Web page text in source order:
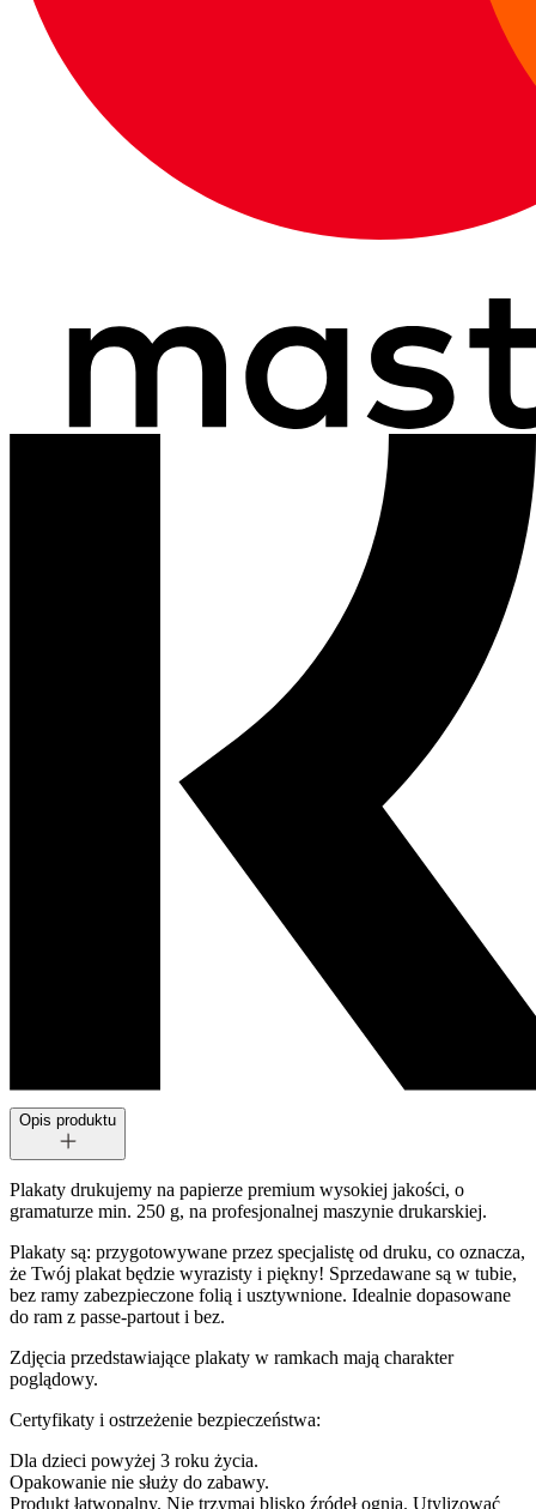
Opis produktu
Plakaty drukujemy na papierze premium wysokiej jakości, o
gramaturze min. 250 g, na profesjonalnej maszynie drukarskiej.
Plakaty są: przygotowywane przez specjalistę od druku, co oznacza,
że Twój plakat będzie wyrazisty i piękny! Sprzedawane są w tubie,
bez ramy zabezpieczone folią i usztywnione. Idealnie dopasowane
do ram z passe-partout i bez.
Zdjęcia przedstawiające plakaty w ramkach mają charakter
poglądowy.
Certyfikaty i ostrzeżenie bezpieczeństwa:
Dla dzieci powyżej 3 roku życia.
Opakowanie nie służy do zabawy.
Produkt łatwopalny. Nie trzymaj blisko źródeł ognia. Utylizować